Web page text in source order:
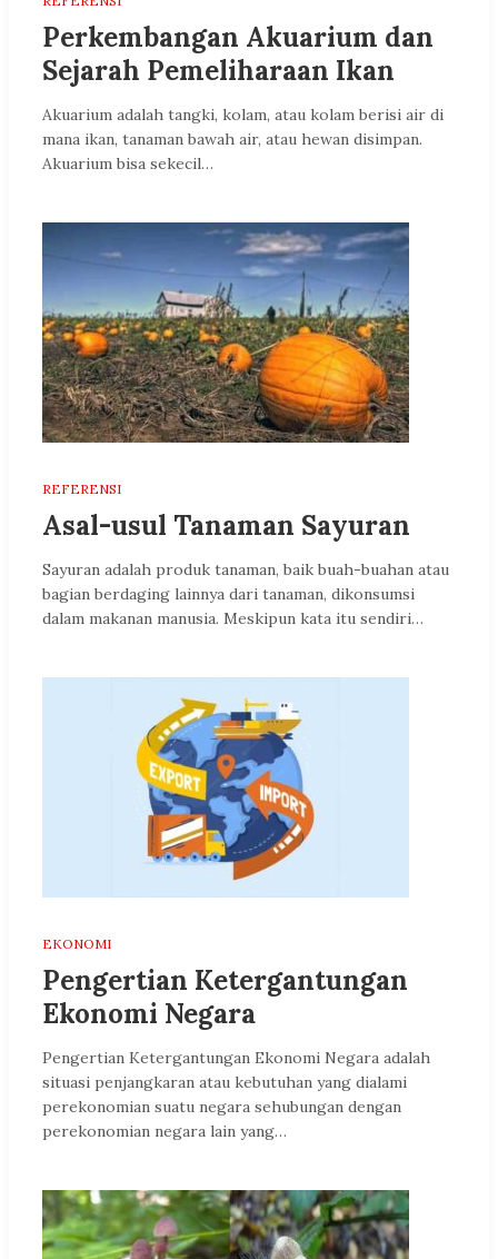
Perkembangan Akuarium dan
Sejarah Pemeliharaan Ikan
Akuarium adalah tangki, kolam, atau kolam berisi air di
mana ikan, tanaman bawah air, atau hewan disimpan.
Akuarium bisa sekecil…
REFERENSI
Asal-usul Tanaman Sayuran
Sayuran adalah produk tanaman, baik buah-buahan atau
bagian berdaging lainnya dari tanaman, dikonsumsi
dalam makanan manusia. Meskipun kata itu sendiri…
EKONOMI
Pengertian Ketergantungan
Ekonomi Negara
Pengertian Ketergantungan Ekonomi Negara adalah
situasi penjangkaran atau kebutuhan yang dialami
perekonomian suatu negara sehubungan dengan
perekonomian negara lain yang…